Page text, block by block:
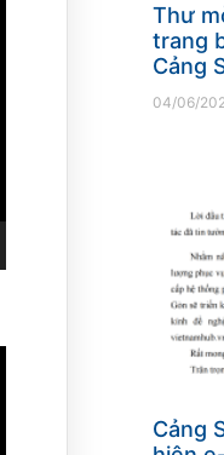
Thư
trang
Cảng
04/06/
Cảng